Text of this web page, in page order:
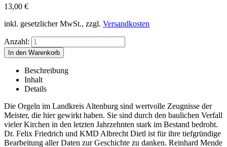
13,00 €
inkl. gesetzlicher MwSt., zzgl. Versandkosten
Anzahl:
Beschreibung
Inhalt
Details
Die Orgeln im Landkreis Altenburg sind wertvolle Zeugnisse der
Meister, die hier gewirkt haben. Sie sind durch den baulichen Verfall
vieler Kirchen in den letzten Jahrzehnten stark im Bestand bedroht.
Dr. Felix Friedrich und KMD Albrecht Dietl ist für ihre tiefgründige
Bearbeitung aller Daten zur Geschichte zu danken. Reinhard Mende